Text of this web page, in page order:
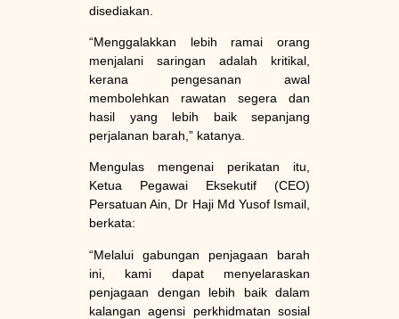
disediakan.
“Menggalakkan lebih ramai orang
menjalani saringan adalah kritikal,
kerana pengesanan awal
membolehkan rawatan segera dan
hasil yang lebih baik sepanjang
perjalanan barah,” katanya.
Mengulas mengenai perikatan itu,
Ketua Pegawai Eksekutif (CEO)
Persatuan Ain, Dr Haji Md Yusof Ismail,
berkata:
“Melalui gabungan penjagaan barah
ini, kami dapat menyelaraskan
penjagaan dengan lebih baik dalam
kalangan agensi perkhidmatan sosial